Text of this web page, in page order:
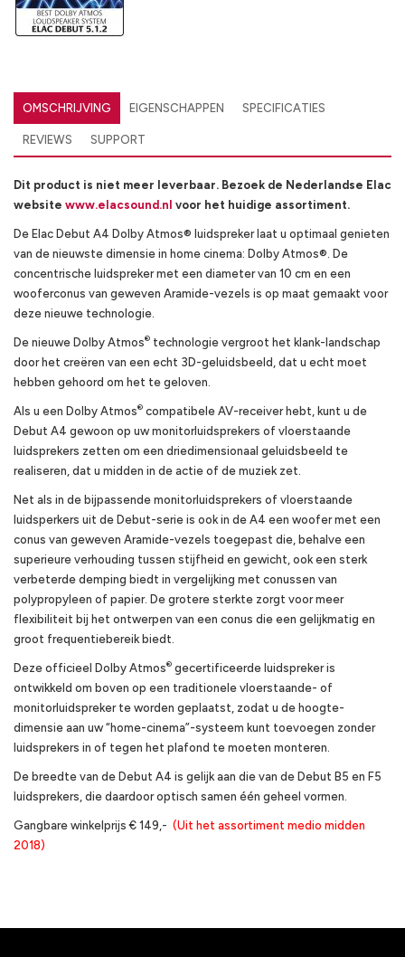
OMSCHRIJVING EIGENSCHAPPEN SPECIFICATIES
REVIEWS SUPPORT
Dit product is niet meer leverbaar. Bezoek de Nederlandse Elac
website www.elacsound.nl voor het huidige assortiment.
De Elac Debut A4 Dolby Atmos® luidspreker laat u optimaal genieten
van de nieuwste dimensie in home cinema: Dolby Atmos®. De
concentrische luidspreker met een diameter van 10 cm en een
wooferconus van geweven Aramide-vezels is op maat gemaakt voor
deze nieuwe technologie.
De nieuwe Dolby Atmos® technologie vergroot het klank-landschap
door het creëren van een echt 3D-geluidsbeeld, dat u echt moet
hebben gehoord om het te geloven.
Als u een Dolby Atmos® compatibele AV-receiver hebt, kunt u de
Debut A4 gewoon op uw monitorluidsprekers of vloerstaande
luidsprekers zetten om een driedimensionaal geluidsbeeld te
realiseren, dat u midden in de actie of de muziek zet.
Net als in de bijpassende monitorluidsprekers of vloerstaande
luidsperkers uit de Debut-serie is ook in de A4 een woofer met een
conus van geweven Aramide-vezels toegepast die, behalve een
superieure verhouding tussen stijfheid en gewicht, ook een sterk
verbeterde demping biedt in vergelijking met conussen van
polypropyleen of papier. De grotere sterkte zorgt voor meer
flexibiliteit bij het ontwerpen van een conus die een gelijkmatig en
groot frequentiebereik biedt.
Deze officieel Dolby Atmos® gecertificeerde luidspreker is
ontwikkeld om boven op een traditionele vloerstaande- of
monitorluidspreker te worden geplaatst, zodat u de hoogte-
dimensie aan uw “home-cinema”-systeem kunt toevoegen zonder
luidsprekers in of tegen het plafond te moeten monteren.
De breedte van de Debut A4 is gelijk aan die van de Debut B5 en F5
luidsprekers, die daardoor optisch samen één geheel vormen.
Gangbare winkelprijs € 149,- (Uit het assortiment medio midden
2018)